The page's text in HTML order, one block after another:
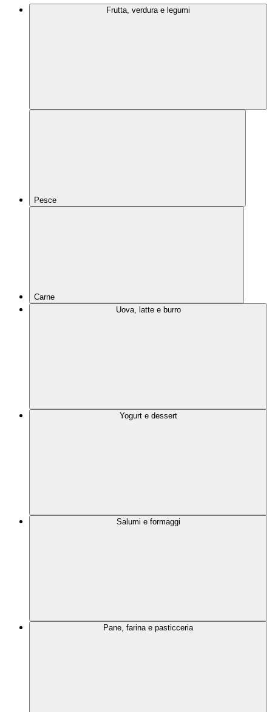
Frutta, verdura e legumi
Pesce
Carne
Uova, latte e burro
Yogurt e dessert
Salumi e formaggi
Pane, farina e pasticceria